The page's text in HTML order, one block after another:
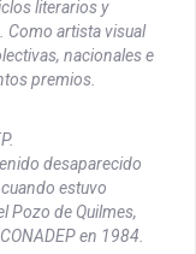
literarios y
Como artista visual
nacionales e
premios.
desaparecido
estuvo
Pozo de Quilmes,
en 1984.